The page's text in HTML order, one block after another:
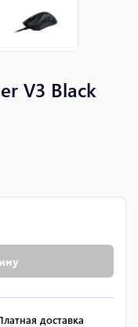
V3 Black
доставка